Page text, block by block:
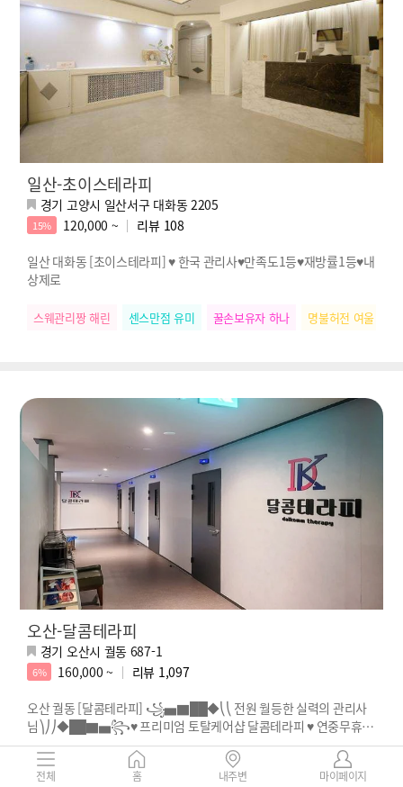
일산-초이스테라피
경기 고양시 일산서구 대화동 2205
15% 120,000 ~ 리뷰 108
일산 대화동 [초이스테라피] ♥ 한국 관리사♥만족도1등♥재방률1등♥내
상제로
스웨관리짱 해린 센스만점 유미 꿀손보유자 하나 명불허전 여울
오산-달콤테라피
경기 오산시 궐동 687-1
6% 160,000 ~ 리뷰 1,097
오산 궐동 [달콤테라피] ꧁▅▇██◆⎝⎝ 전원 월등한 실력의 관리사
님⎞⎠⎠◆██▇▅꧂♥ 프리미엄 토탈케어샵 달콤테라피 ♥ 연중무휴 &
카드결제 가능 ♥
스웨관리짱 단아쌤 우리집간판 최희쌤 테라피마스
전체 홈 내주변 마이페이지